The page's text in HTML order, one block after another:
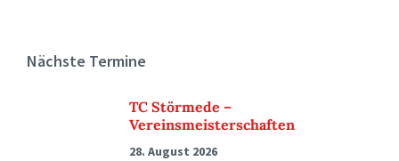
Nächste Termine
TC Störmede –
Vereinsmeisterschaften
28. August 2026